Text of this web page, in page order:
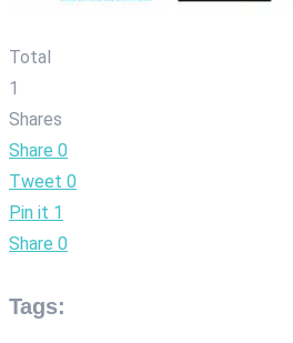
Total
1
Shares
Share 0
Tweet 0
Pin it 1
Share 0
Tags: